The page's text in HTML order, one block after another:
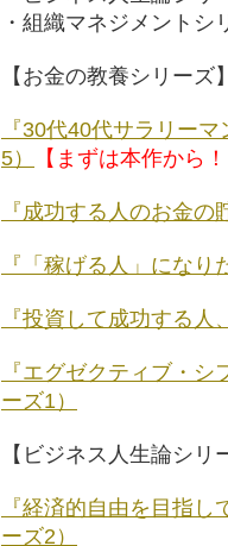
・組織マネジメントシ
【お金の教養シリーズ】
『30代40代サラリー
5）
【まずは本作から！
『成功する人のお金の
『「稼げる人」になり
『投資して成功する
『エグゼクティブ・
ーズ1）
【ビジネス人生論シリ
『経済的自由を目指
ーズ2）